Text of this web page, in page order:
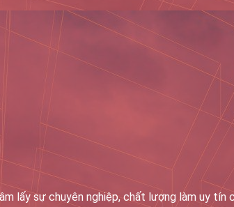
lấy sự chuyên nghiệp, chất lượng làm uy